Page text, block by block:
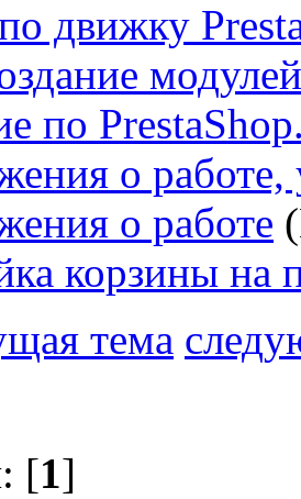
движку
по
о
о работе
корзины на
тема
[1]